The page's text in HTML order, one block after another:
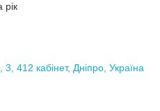
тільки придбати футболку
нанесення на різний
протягом «всі
власникам оригінальної
інших. Ви точно підніміть
рік
412 кабінет, Дніпро, Україна